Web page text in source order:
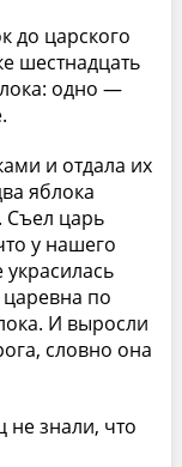
до царского
шестнадцать
одно —
и отдала их
яблока
Съел царь
у нашего
по
И выросли
словно она
не знали, что